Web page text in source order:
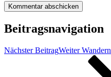
Beitragsnavigation
Nächster BeitragWeiter